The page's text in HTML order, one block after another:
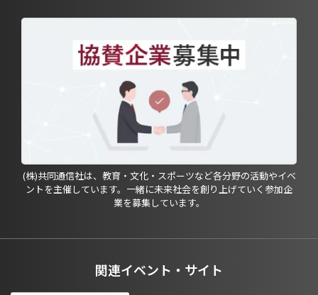
(株)共同通信社は、教育・文化・スポーツなど各分野の活動やイベ
ントを主催しています。一緒に未来社会を創り上げていく参加企
業を募集しています。
関連イベント・サイト